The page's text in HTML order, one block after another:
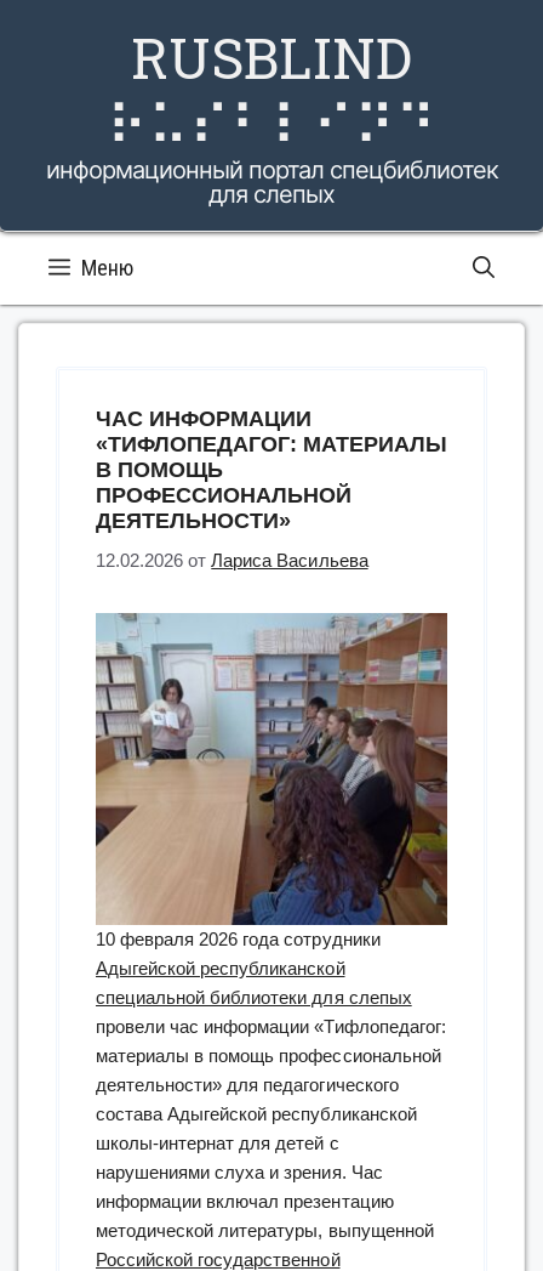
RUSBLIND
⠗⠥⠎⠃⠇⠊⠝⠙
информационный портал спецбиблиотек
для слепых
Меню
ЧАС ИНФОРМАЦИИ
«ТИФЛОПЕДАГОГ: МАТЕРИАЛЫ
В ПОМОЩЬ
ПРОФЕССИОНАЛЬНОЙ
ДЕЯТЕЛЬНОСТИ»
12.02.2026 отЛариса Васильева
10 февраля 2026 года сотрудники
Адыгейской республиканской
специальной библиотеки для слепых
провели час информации «Тифлопедагог:
материалы в помощь профессиональной
деятельности» для педагогического
состава Адыгейской республиканской
школы-интернат для детей с
нарушениями слуха и зрения. Час
информации включал презентацию
методической литературы, выпущенной
Российской государственной